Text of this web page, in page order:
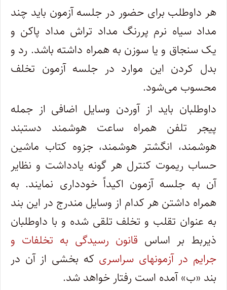
هر داوطلب برای حضور در جلسه آزمون باید چند
مداد سیاه نرم پررنگ مداد تراش مداد پاکن و
یک سنجاق و یا سوزن به همراه داشته باشد. رد و
بدل کردن این موارد در جلسه آزمون تخلف
محسوب می‌شود.
داوطلبان باید از آوردن وسایل اضافی از جمله
پیجر تلفن همراه ساعت هوشمند دستبند
هوشمند، انگشتر هوشمند، جزوه کتاب ماشین
حساب ریموت کنترل هر گونه یادداشت و نظایر
آن به جلسه آزمون اکیداً خودداری نمایند. به
همراه داشتن هر کدام از وسایل مندرج در این بند
به عنوان تقلب و تخلف تلقی شده و با داوطلبان
ذیربط بر اساس قانون رسیدگی به تخلفات و
جرایم در آزمونهای سراسری که بخشی از آن در
بند «ب» آمده است رفتار خواهد شد.